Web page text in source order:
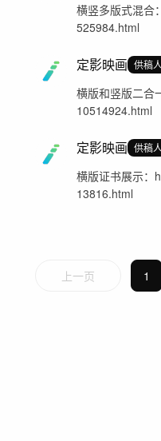
横竖多版式混合
525984.html
定影映画 供稿人
横版和竖版二合
10514924.html
定影映画 供稿人
横版证书展示：
13816.html
上一页 1